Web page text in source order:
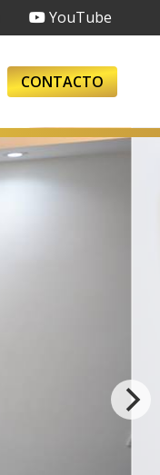
YouTube
CONTACTO